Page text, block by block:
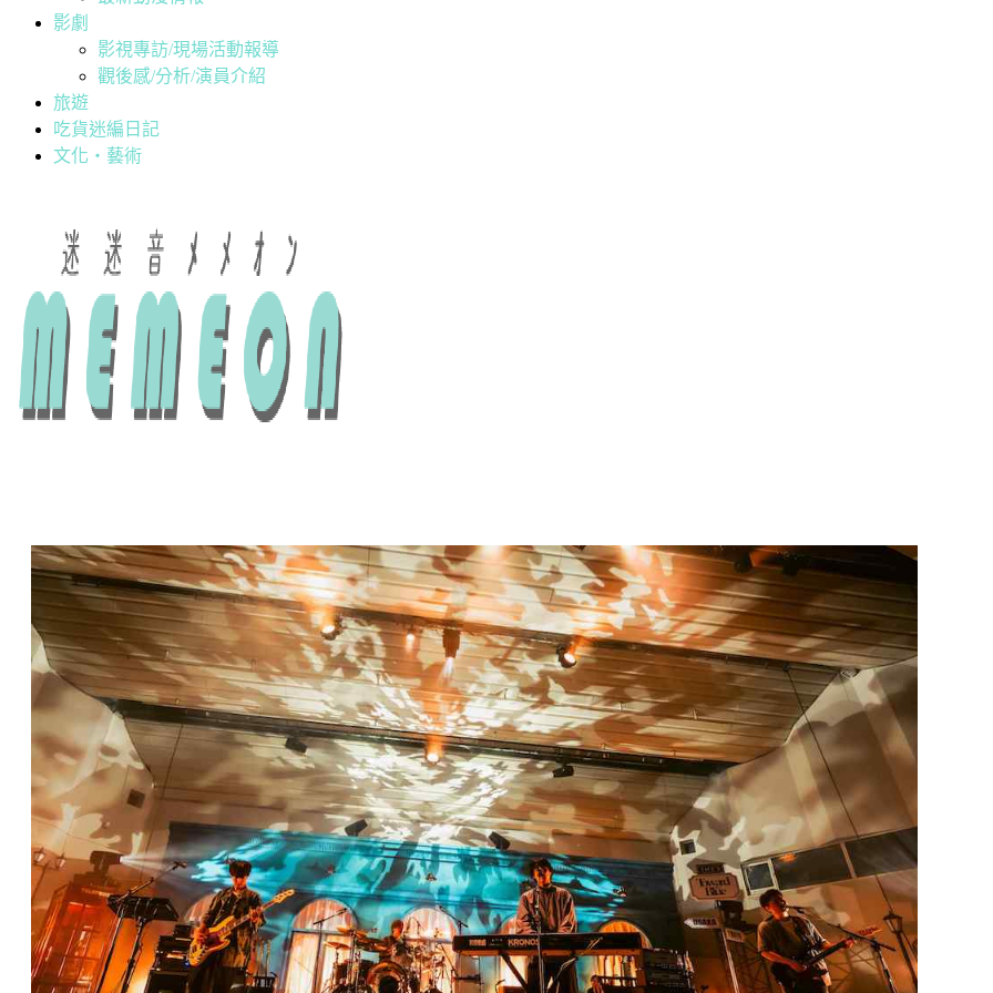
影劇
影視專訪/現場活動報導
觀後感/分析/演員介紹
旅遊
吃貨迷編日記
文化・藝術